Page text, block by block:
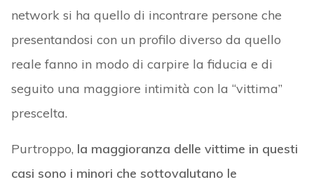
network si ha quello di incontrare persone che
presentandosi con un profilo diverso da quello
reale fanno in modo di carpire la fiducia e di
seguito una maggiore intimità con la “vittima”
prescelta.
Purtroppo, la maggioranza delle vittime in questi
casi sono i minori che sottovalutano le